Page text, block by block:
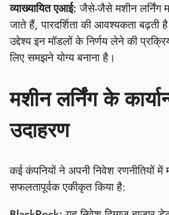
व्याख्यायित एआई: जैसे-जैसे मशीन लर्निंग
जाते हैं, पारदर्शिता की आवश्यकता बढ़ती
उद्देश्य इन मॉडलों के निर्णय लेने की
लिए समझने योग्य बनाना है।
मशीन लर्निंग के
उदाहरण
कई कंपनियों ने अपनी निवेश रणनीतियों में
सफलतापूर्वक एकीकृत किया है: